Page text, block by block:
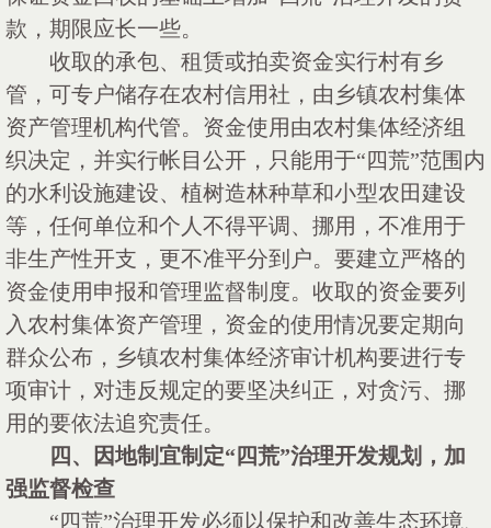
款，期限应长一些。
收取的承包、租赁或拍卖资金实行村有乡
管，可专户储存在农村信用社，由乡镇农村集体
资产管理机构代管。资金使用由农村集体经济组
织决定，并实行帐目公开，只能用于“四荒”范围内
的水利设施建设、植树造林种草和小型农田建设
等，任何单位和个人不得平调、挪用，不准用于
非生产性开支，更不准平分到户。要建立严格的
资金使用申报和管理监督制度。收取的资金要列
入农村集体资产管理，资金的使用情况要定期向
群众公布，乡镇农村集体经济审计机构要进行专
项审计，对违反规定的要坚决纠正，对贪污、挪
用的要依法追究责任。
四、因地制宜制定“四荒”治理开发规划，加
强监督检查
“四荒”治理开发必须以保护和改善生态环境、